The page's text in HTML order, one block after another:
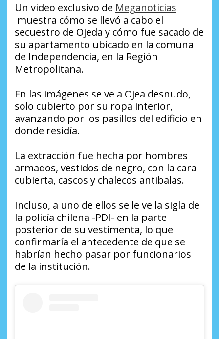
Un video exclusivo de Meganoticias
muestra cómo se llevó a cabo el
secuestro de Ojeda y cómo fue sacado de
su apartamento ubicado en la comuna
de Independencia, en la Región
Metropolitana.
En las imágenes se ve a Ojea desnudo,
solo cubierto por su ropa interior,
avanzando por los pasillos del edificio en
donde residía.
La extracción fue hecha por hombres
armados, vestidos de negro, con la cara
cubierta, cascos y chalecos antibalas.
Incluso, a uno de ellos se le ve la sigla de
la policía chilena -PDI- en la parte
posterior de su vestimenta, lo que
confirmaría el antecedente de que se
habrían hecho pasar por funcionarios
de la institución.